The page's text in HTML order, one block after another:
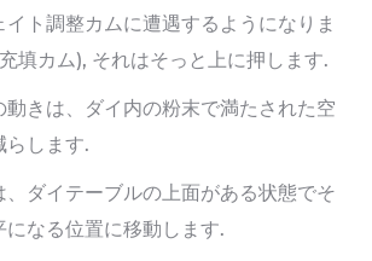
イト調整カムに遭遇するようになりま
填カム), それはそっと上に押します.
動きは、ダイ内の粉末で満たされた空
らします.
、ダイテーブルの上面がある状態でそ
になる位置に移動します.